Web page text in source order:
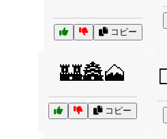
コピー
🏰🏯🗻
コピー